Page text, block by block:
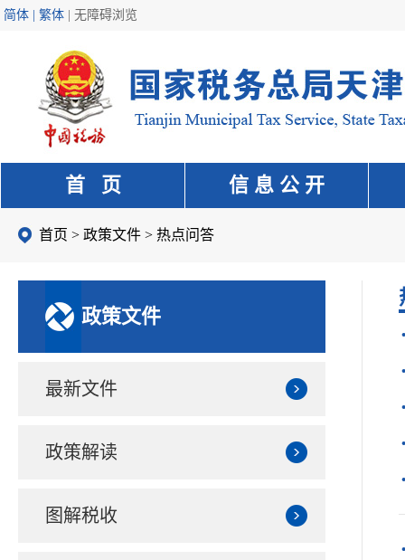
简体 | 繁体 无障碍浏览
首 页 信 息 公 开
首页 > 政策文件 > 热点问答
政策文件
最新文件
政策解读
图解税收